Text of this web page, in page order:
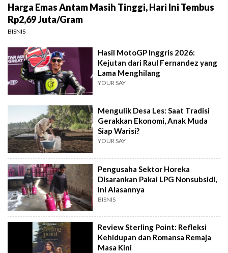
Harga Emas Antam Masih Tinggi, Hari Ini Tembus
Rp2,69 Juta/Gram
BISNIS
Hasil MotoGP Inggris 2026:
Kejutan dari Raul Fernandez yang
Lama Menghilang
YOUR SAY
Mengulik Desa Les: Saat Tradisi
Gerakkan Ekonomi, Anak Muda
Siap Warisi?
YOUR SAY
Pengusaha Sektor Horeka
Disarankan Pakai LPG Nonsubsidi,
Ini Alasannya
BISNIS
Review Sterling Point: Refleksi
Kehidupan dan Romansa Remaja
Masa Kini